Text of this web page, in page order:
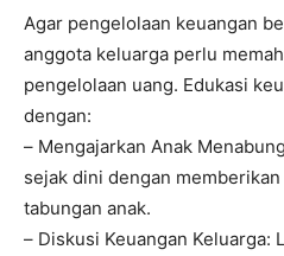
Agar pengelolaan keuangan
anggota keluarga perlu
pengelolaan uang. Edukasi
dengan:
– Mengajarkan Anak
sejak dini dengan
tabungan anak.
– Diskusi Keuangan Keluarga: